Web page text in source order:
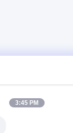
3:45 PM